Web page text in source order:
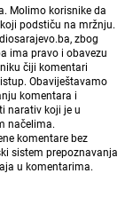
Molimo korisnike da
podstiču na mržnju.
zbog
ima pravo i obavezu
čiji komentari
Obaviještavamo
komentara i
narativ koji je u
načelima.
komentare bez
sistem prepoznavanja
u komentarima.